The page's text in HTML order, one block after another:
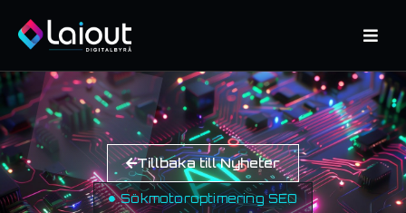
Tillbaka till Nyheter
Sökmotoroptimering SEO